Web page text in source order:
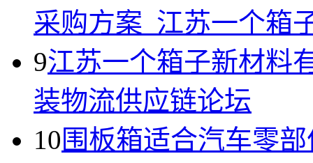
采购方案_江苏一个箱
9江苏一个箱子新材料
装物流供应链论坛
10围板箱适合汽车零